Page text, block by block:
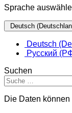
Sprache
Deutsch
Deutsch
Русский
Suchen
Die Daten